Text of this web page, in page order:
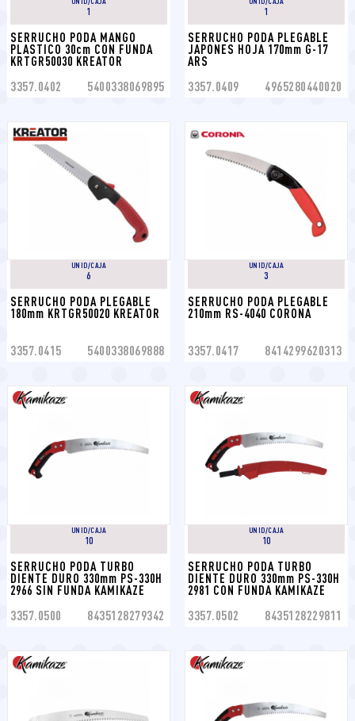
1
SERRUCHO PODA MANGO
PLASTICO 30cm CON FUNDA
KRTGR50030 KREATOR
3357.0402 5400338069895
1
SERRUCHO PODA PLEGABLE
JAPONES HOJA 170mm G-17
ARS
3357.0409 4965280440020
UNID/CAJA
6
SERRUCHO PODA PLEGABLE
180mm KRTGR50020 KREATOR
3357.0415 5400338069888
UNID/CAJA
3
SERRUCHO PODA PLEGABLE
210mm RS-4040 CORONA
3357.0417 8414299620313
UNID/CAJA
10
SERRUCHO PODA TURBO
DIENTE DURO 330mm PS-330H
2966 SIN FUNDA KAMIKAZE
3357.0500 8435128279342
UNID/CAJA
10
SERRUCHO PODA TURBO
DIENTE DURO 330mm PS-330H
2981 CON FUNDA KAMIKAZE
3357.0502 8435128229811